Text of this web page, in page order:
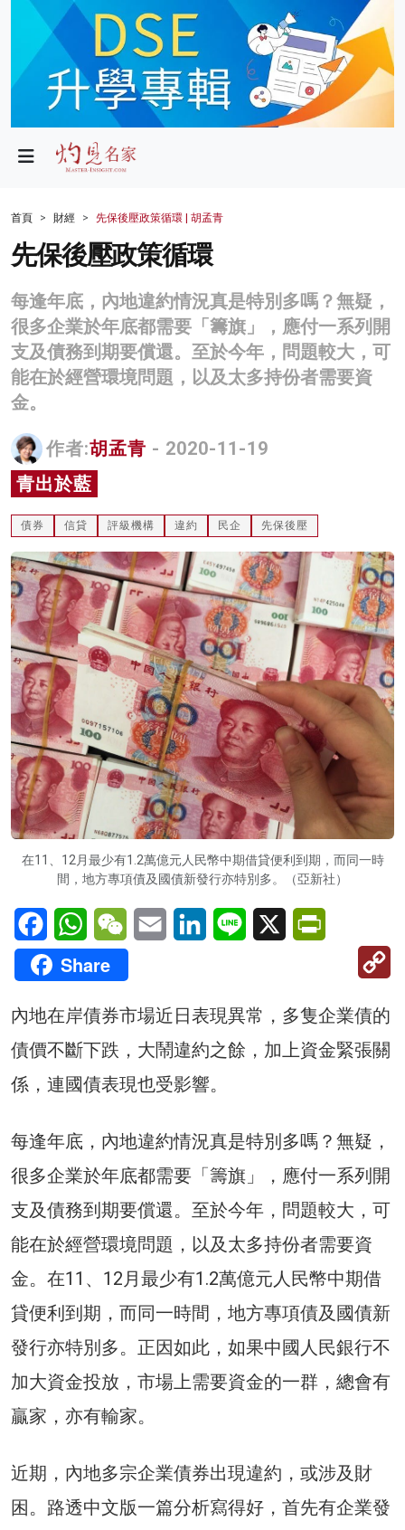
政局
財經
生活
商業
科技
名家榜
灼見活動
首頁 財經 先保後壓政策循環 | 胡孟青
先保後壓政策循環
每逢年底，內地違約情況真是特別多嗎？無疑，
很多企業於年底都需要「籌旗」，應付一系列開
支及債務到期要償還。至於今年，問題較大，可
能在於經營環境問題，以及太多持份者需要資
金。
作者:胡孟青 - 2020-11-19
青出於藍
債券 信貸 評級機構 違約 民企 先保後壓
在11、12月最少有1.2萬億元人民幣中期借貸便利到期，而同一時
間，地方專項債及國債新發行亦特別多。（亞新社）
FacebookWhatsAppWeChatEmail LinkedInLine X
Share
內地在岸債券市場近日表現異常，多隻企業債的
債價不斷下跌，大鬧違約之餘，加上資金緊張關
係，連國債表現也受影響。
每逢年底，內地違約情況真是特別多嗎？無疑，
很多企業於年底都需要「籌旗」，應付一系列開
支及債務到期要償還。至於今年，問題較大，可
能在於經營環境問題，以及太多持份者需要資
金。在11、12月最少有1.2萬億元人民幣中期借
貸便利到期，而同一時間，地方專項債及國債新
發行亦特別多。正因如此，如果中國人民銀行不
加大資金投放，市場上需要資金的一群，總會有
贏家，亦有輸家。
近期，內地多宗企業債券出現違約，或涉及財
困。路透中文版一篇分析寫得好，首先有企業發